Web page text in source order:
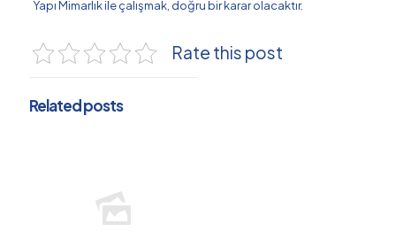
Yapı Mimarlık ile çalışmak, doğru bir karar olacaktır.
Rate this post
Related posts